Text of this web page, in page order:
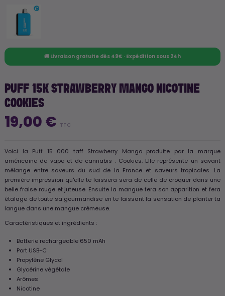
🚚 Livraison gratuite dès 49€ · Expédition sous 24h
PUFF 15K STRAWBERRY MANGO NICOTINE
COOKIES
19,00 € TTC
Voici la Puff 15 000 taff Strawberry Mango produite par la marque
américaine de vape et de cannabis : Cookies. Elle représente un savant
mélange entre saveurs du sud de la France et saveurs tropicales. La
première impression qu'elle te laissera sera de celle de croquer dans une
belle fraise rouge et juteuse. Ensuite la mangue fera son apparition et fera
étalage de toute sa gourmandise en te laissant la sensation de planter ta
langue dans une mangue crémeuse.
Caractéristiques et ingrédients :
Batterie rechargeable 650 mAh
Port USB-C
Propylène Glycol
Glycérine végétale
Arômes
Nicotine